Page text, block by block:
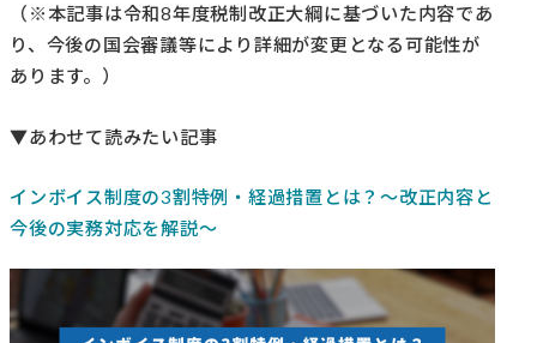
（※本記事は令和8年度税制改正大綱に基づいた内容であ
り、今後の国会審議等により詳細が変更となる可能性が
あります。）
▼あわせて読みたい記事
インボイス制度の3割特例・経過措置とは？～改正内容と
今後の実務対応を解説～